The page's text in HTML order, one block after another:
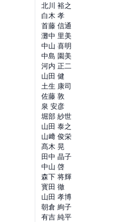
北川 裕之
白木 孝
首藤 信通
灘中 里美
中山 喜明
中島 園美
河内 正二
山田 健
土生 康司
佐藤 敦
泉 安彦
堀部 紗世
山田 泰之
山﨑 俊栄
髙木 晃
田中 晶子
中山 啓
森下 将輝
寳田 徹
山田 孝博
朝倉 絢子
有吉 純平